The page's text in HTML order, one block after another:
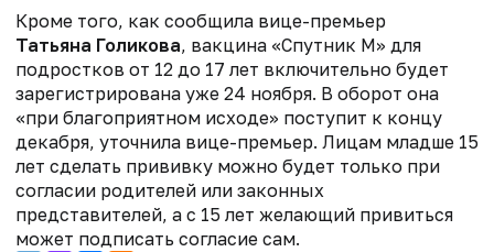
Кроме того, как сообщила вице-премьер
Татьяна Голикова, вакцина «Спутник М» для
подростков от 12 до 17 лет включительно будет
зарегистрирована уже 24 ноября. В оборот она
«при благоприятном исходе» поступит к концу
декабря, уточнила вице-премьер. Лицам младше 15
лет сделать прививку можно будет только при
согласии родителей или законных
представителей, а с 15 лет желающий привиться
может подписать согласие сам.